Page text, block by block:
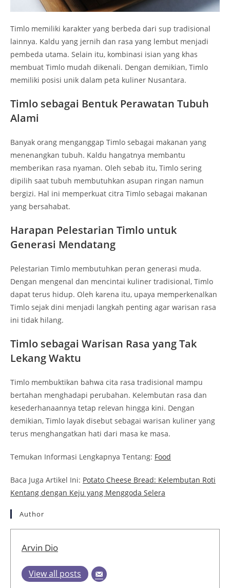
Timlo memiliki karakter yang berbeda dari sup tradisional
lainnya. Kaldu yang jernih dan rasa yang lembut menjadi
pembeda utama. Selain itu, kombinasi isian yang khas
membuat Timlo mudah dikenali. Dengan demikian, Timlo
memiliki posisi unik dalam peta kuliner Nusantara.
Timlo sebagai Bentuk Perawatan Tubuh
Alami
Banyak orang menganggap Timlo sebagai makanan yang
menenangkan tubuh. Kaldu hangatnya membantu
memberikan rasa nyaman. Oleh sebab itu, Timlo sering
dipilih saat tubuh membutuhkan asupan ringan namun
bergizi. Hal ini memperkuat citra Timlo sebagai makanan
yang bersahabat.
Harapan Pelestarian Timlo untuk
Generasi Mendatang
Pelestarian Timlo membutuhkan peran generasi muda.
Dengan mengenal dan mencintai kuliner tradisional, Timlo
dapat terus hidup. Oleh karena itu, upaya memperkenalkan
Timlo sejak dini menjadi langkah penting agar warisan rasa
ini tidak hilang.
Timlo sebagai Warisan Rasa yang Tak
Lekang Waktu
Timlo membuktikan bahwa cita rasa tradisional mampu
bertahan menghadapi perubahan. Kelembutan rasa dan
kesederhanaannya tetap relevan hingga kini. Dengan
demikian, Timlo layak disebut sebagai warisan kuliner yang
terus menghangatkan hati dari masa ke masa.
Temukan Informasi Lengkapnya Tentang: Food
Baca Juga Artikel Ini: Potato Cheese Bread: Kelembutan Roti
Kentang dengan Keju yang Menggoda Selera
Author
Arvin Dio
View all posts